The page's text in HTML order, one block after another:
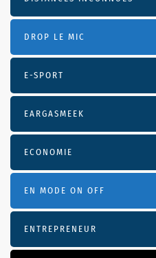
DROP LE MIC
E-SPORT
EARGASMEEK
ECONOMIE
EN MODE ON OFF
ENTREPRENEUR